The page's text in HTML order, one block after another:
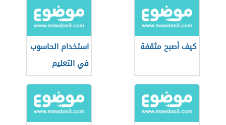
كيف أصبح مثقفة
استخدام الحاسوب
في التعليم